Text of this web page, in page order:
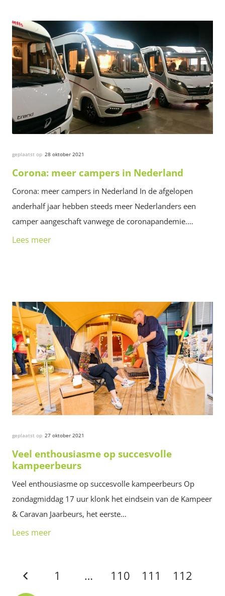
geplaatst op 28 oktober 2021
Corona: meer campers in Nederland
Corona: meer campers in Nederland In de afgelopen
anderhalf jaar hebben steeds meer Nederlanders een
camper aangeschaft vanwege de coronapandemie.…
Lees meer
geplaatst op 27 oktober 2021
Veel enthousiasme op succesvolle
kampeerbeurs
Veel enthousiasme op succesvolle kampeerbeurs Op
zondagmiddag 17 uur klonk het eindsein van de Kampeer
& Caravan Jaarbeurs, het eerste…
Lees meer
1 … 110 111 112